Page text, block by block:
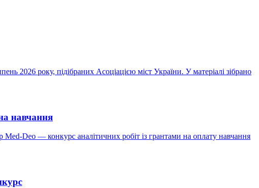
2026 року, підібраних Асоціацією міст України. У матеріалі зібрано
навчання
Deo — конкурс аналітичних робіт із грантами на оплату навчання